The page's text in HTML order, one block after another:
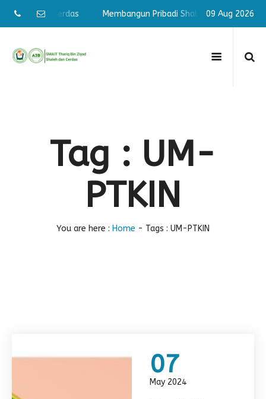
Shaleh & Cerdas Membangun Pribadi Shaleh & Cerdas
09 Aug 2026
Tag : UM-
PTKIN
You are here : Home - Tags : UM-PTKIN
07
May 2024